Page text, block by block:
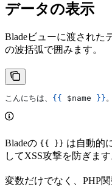
データの表示
Bladeビューに渡された
の波括弧で囲みます。
こんにちは、 {{ $name }} 。
Bladeの {{ }} は自動的
してXSS攻撃を防ぎます
変数だけでなく、PHP